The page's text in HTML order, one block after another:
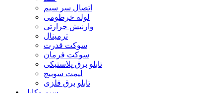
اتصال سر سیم
لوله خرطومی
وارنیش حرارتی
ترمینال
سوکت قدرت
سوکت فرمان
تابلو برق پلاستیکی
لیمت سوییچ
تابلو برق فلزی